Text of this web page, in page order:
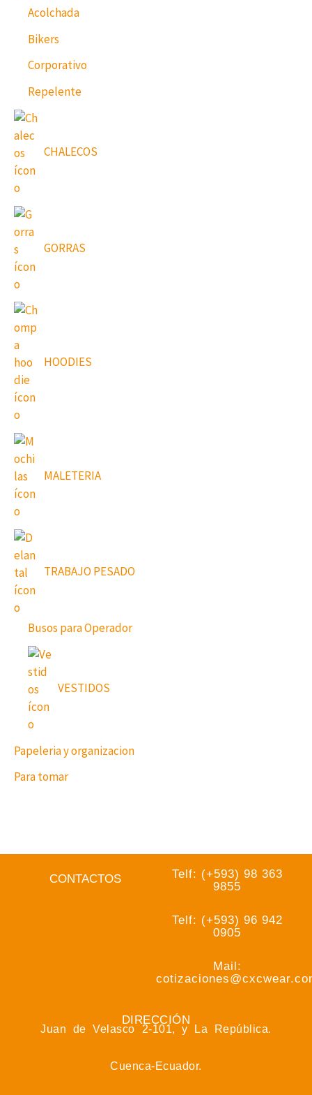
Acolchada
Bikers
Corporativo
Repelente
CHALECOS
GORRAS
HOODIES
MALETERIA
TRABAJO PESADO
Busos para Operador
VESTIDOS
Papeleria y organizacion
Para tomar
CONTACTOS
Telf: (+593) 98 363
9855
Telf: (+593) 96 942
0905
Mail:
DIRECCIÓN
Juan de Velasco 2-101, y La República.
Cuenca-Ecuador.